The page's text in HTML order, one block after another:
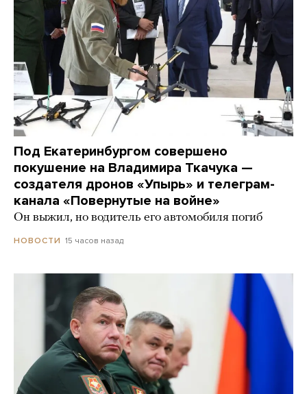
Под Екатеринбургом совершено
покушение на Владимира Ткачука —
создателя дронов «Упырь» и телеграм-
канала «Повернутые на войне»
Он выжил, но водитель его автомобиля погиб
НОВОСТИ 15 часов назад